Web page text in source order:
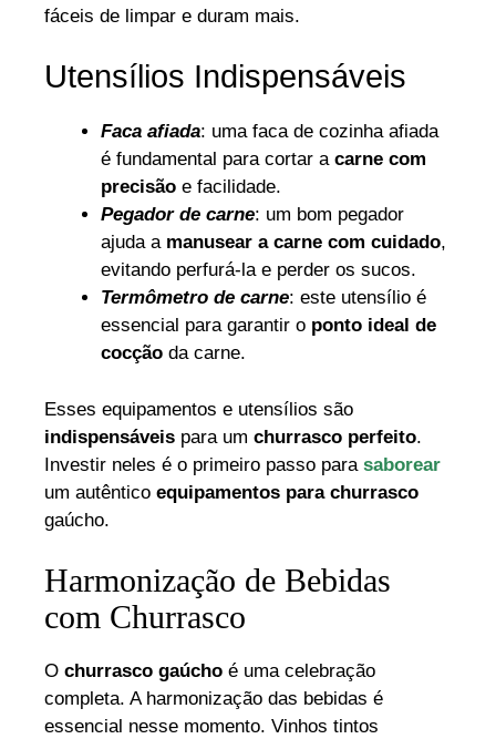
fáceis de limpar e duram mais.
Utensílios Indispensáveis
Faca afiada: uma faca de cozinha afiada
é fundamental para cortar a carne com
precisão e facilidade.
Pegador de carne: um bom pegador
ajuda a manusear a carne com cuidado,
evitando perfurá-la e perder os sucos.
Termômetro de carne: este utensílio é
essencial para garantir o ponto ideal de
cocção da carne.
Esses equipamentos e utensílios são
indispensáveis para um churrasco perfeito.
Investir neles é o primeiro passo para saborear
um autêntico equipamentos para churrasco
gaúcho.
Harmonização de Bebidas
com Churrasco
O churrasco gaúcho é uma celebração
completa. A harmonização das bebidas é
essencial nesse momento. Vinhos tintos